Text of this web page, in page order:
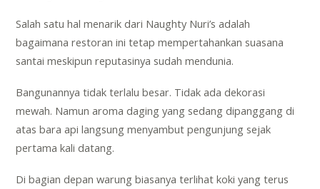
Salah satu hal menarik dari Naughty Nuri’s adalah
bagaimana restoran ini tetap mempertahankan suasana
santai meskipun reputasinya sudah mendunia.
Bangunannya tidak terlalu besar. Tidak ada dekorasi
mewah. Namun aroma daging yang sedang dipanggang di
atas bara api langsung menyambut pengunjung sejak
pertama kali datang.
Di bagian depan warung biasanya terlihat koki yang terus